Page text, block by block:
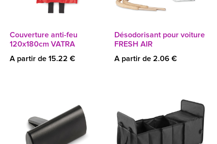
Couverture anti-feu
120x180cm VATRA
A partir de 15.22 €
Désodorisant pour voiture
FRESH AIR
A partir de 2.06 €